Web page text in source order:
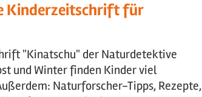
Kinderzeitschrift für
"Kinatschu" der Naturdetektive
und Winter finden Kinder viel
Naturforscher-Tipps, Rezepte,